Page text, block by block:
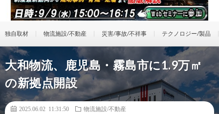
独自取材 物流施設/不動産 災害/事故/不祥事 テクノロジー/製品
大和物流、鹿児島・霧島市に1.9万㎡
の新拠点開設
2025.06.02 11:31:50
物流施設/不動産